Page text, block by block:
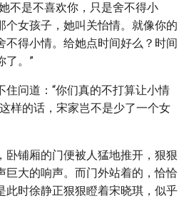
不是不喜欢你，只是舍不得小
个女孩子，她叫关怡情。就像你的
不得小情。给她点时间好么？时间
了。”
住问道：“你们真的不打算让小情
样的话，宋家岂不是少了一个女
卧铺厢的门便被人猛地推开，狠狠
巨大的响声。而门外站着的，恰恰
此时徐静正狠狠瞪着宋晓琪，似乎